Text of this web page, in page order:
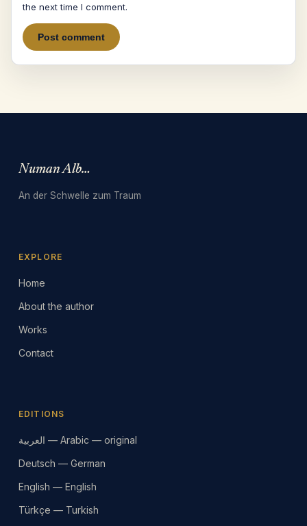
the next time I comment.
Numan Albarbari
An der Schwelle zum Traum
EXPLORE
Home
About the author
Works
Contact
EDITIONS
العربية — Arabic — original
Deutsch — German
English — English
Türkçe — Turkish